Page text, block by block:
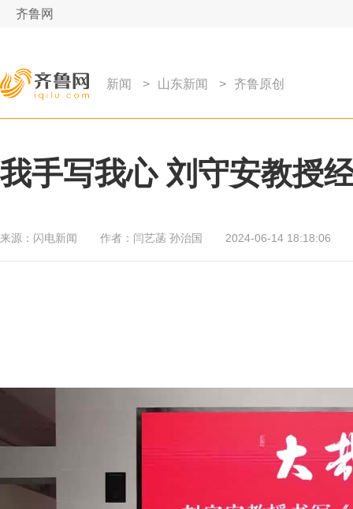
齐鲁网
新闻 > 山东新闻 > 齐鲁原创
我手写我心 刘守安教授
来源： 闪电新闻 作者： 闫艺菡 孙治国 2024-06-14 18:18:06